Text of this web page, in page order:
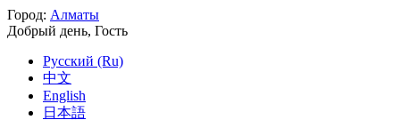
Город: Алматы
Добрый день, Гость
Русский (Ru)
中文
English
日本語